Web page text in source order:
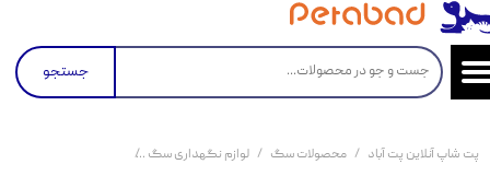
جستجو
پت شاپ آنلاین پت آباد محصولات سگ لوازم نگهداری سگ